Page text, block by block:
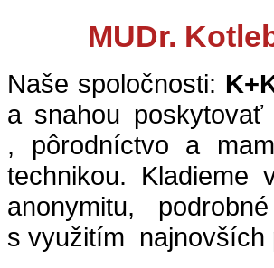
MUDr.
Naše spoločnosti:
a snahou poskytovať
, pôrodníctvo a
technikou. Kladieme
anonymitu,
s využitím najnovších